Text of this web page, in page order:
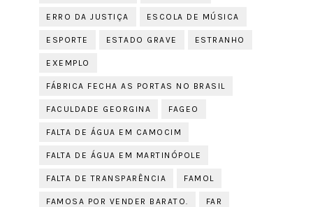
ERRO DA JUSTIÇA ESCOLA DE MÚSICA
ESPORTE ESTADO GRAVE ESTRANHO
EXEMPLO
FÁBRICA FECHA AS PORTAS NO BRASIL
FACULDADE GEORGINA FAGEO
FALTA DE ÁGUA EM CAMOCIM
FALTA DE ÁGUA EM MARTINÓPOLE
FALTA DE TRANSPARÊNCIA FAMOL
FAMOSA POR VENDER BARATO. FAR